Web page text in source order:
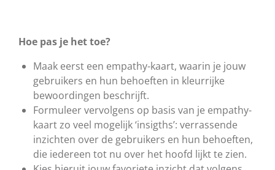
Hoe pas je het toe?
Maak eerst een empathy-kaart, waarin je jouw
gebruikers en hun behoeften in kleurrijke
bewoordingen beschrijft.
Formuleer vervolgens op basis van je empathy-
kaart zo veel mogelijk ‘insigths’: verrassende
inzichten over de gebruikers en hun behoeften,
die iedereen tot nu over het hoofd lijkt te zien.